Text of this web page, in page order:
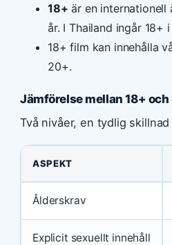
18+ är en internationell
år. I Thailand ingår 18+
18+ film kan innehålla
20+.
Jämförelse mellan 18+
Två nivåer, en tydlig
ASPEKT
Ålderskrav
Explicit sexuellt innehåll